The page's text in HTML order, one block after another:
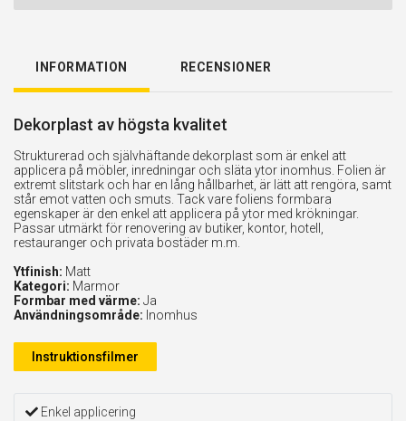
INFORMATION RECENSIONER
Dekorplast av högsta kvalitet
Strukturerad och självhäftande dekorplast som är enkel att
applicera på möbler, inredningar och släta ytor inomhus. Folien är
extremt slitstark och har en lång hållbarhet, är lätt att rengöra, samt
står emot vatten och smuts. Tack vare foliens formbara
egenskaper är den enkel att applicera på ytor med krökningar.
Passar utmärkt för renovering av butiker, kontor, hotell,
restauranger och privata bostäder m.m.
Ytfinish: Matt
Kategori: Marmor
Formbar med värme: Ja
Användningsområde: Inomhus
Instruktionsfilmer
Enkel applicering